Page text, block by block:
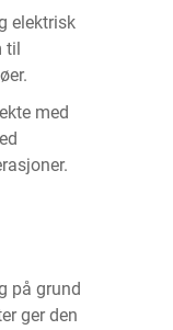
elektrisk
til
med
på grund
ger den